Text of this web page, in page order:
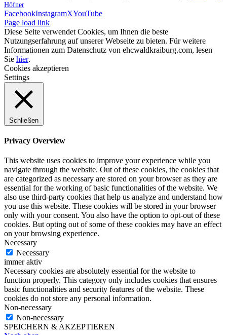
Höfner
FacebookInstagramXYouTube
Page load link
Diese Seite verwendet Cookies, um Ihnen die beste
Nutzungserfahrung auf unserer Webseite zu bieten. Für weitere
Informationen zum Datenschutz von ehcwaldkraiburg.com, lesen
Sie hier.
Cookies akzeptieren
Settings
Schließen
Privacy Overview
This website uses cookies to improve your experience while you
navigate through the website. Out of these cookies, the cookies that
are categorized as necessary are stored on your browser as they are
essential for the working of basic functionalities of the website. We
also use third-party cookies that help us analyze and understand how
you use this website. These cookies will be stored in your browser
only with your consent. You also have the option to opt-out of these
cookies. But opting out of some of these cookies may have an effect
on your browsing experience.
Necessary
Necessary
immer aktiv
Necessary cookies are absolutely essential for the website to
function properly. This category only includes cookies that ensures
basic functionalities and security features of the website. These
cookies do not store any personal information.
Non-necessary
Non-necessary
SPEICHERN & AKZEPTIEREN